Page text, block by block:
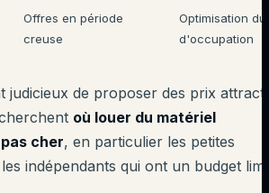
Offres en période
creuse
Optimisation
d'occupation
judicieux de proposer des prix
où louer du matériel
cher, en particulier les petites
indépendants qui ont un budget